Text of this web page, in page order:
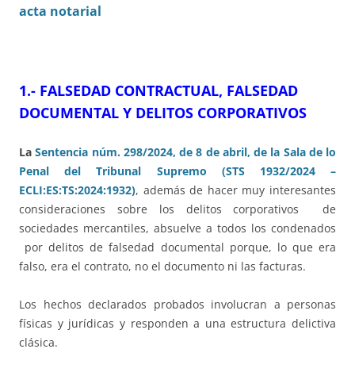
acta notarial
1.- FALSEDAD CONTRACTUAL, FALSEDAD
DOCUMENTAL Y DELITOS CORPORATIVOS
LaSentencia núm. 298/2024, de 8 de abril, de la Sala de lo
Penal del Tribunal Supremo (STS 1932/2024 –
ECLI:ES:TS:2024:1932), además de hacer muy interesantes
consideraciones sobre los delitos corporativos de
sociedades mercantiles, absuelve a todos los condenados
por delitos de falsedad documental porque, lo que era
falso, era el contrato, no el documento ni las facturas.
Los hechos declarados probados involucran a personas
físicas y jurídicas y responden a una estructura delictiva
clásica.